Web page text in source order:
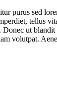
purus sed
tellus
ut
volutpat.